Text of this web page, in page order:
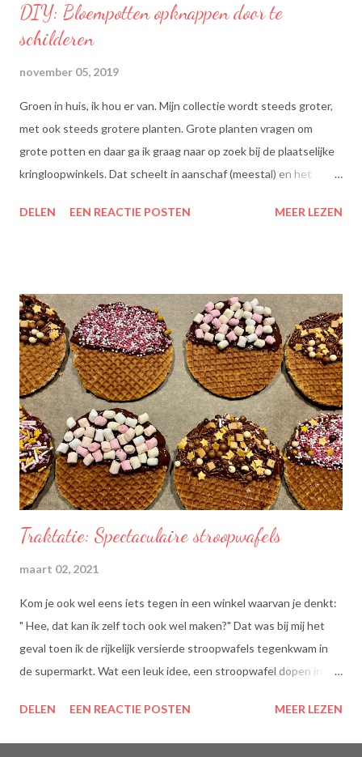
DIY: Bloempotten opknappen door te
schilderen
november 05, 2019
Groen in huis, ik hou er van. Mijn collectie wordt steeds groter,
met ook steeds grotere planten. Grote planten vragen om
grote potten en daar ga ik graag naar op zoek bij de plaatselijke
kringloopwinkels. Dat scheelt in aanschaf (meestal) en het
voor onze planeet, nietwaar?
DELEN EEN REACTIE POSTEN MEER LEZEN
Traktatie: Spectaculaire stroopwafels
maart 02, 2021
Kom je ook wel eens iets tegen in een winkel waarvan je denkt:
" Hee, dat kan ik zelf toch ook wel maken?" Dat was bij mij het
geval toen ik de rijkelijk versierde stroopwafels tegenkwam in
de supermarkt. Wat een leuk idee, een stroopwafel dopen in
lekkere traktatie, nietwaar?
DELEN EEN REACTIE POSTEN MEER LEZEN